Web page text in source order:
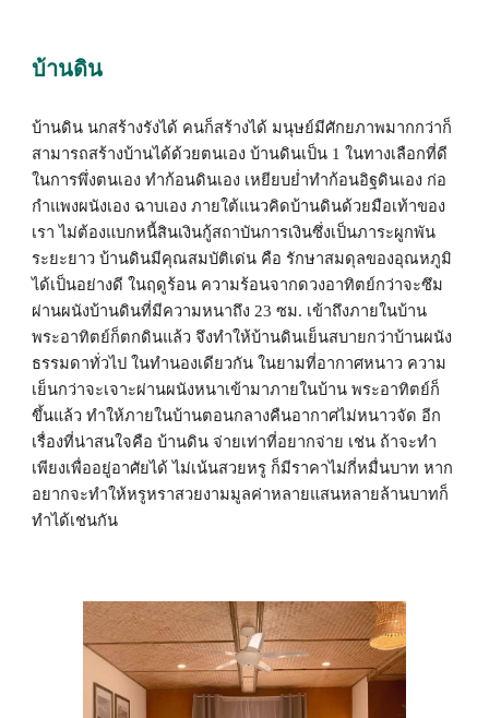
บ้านดิน
บ้านดิน นกสร้างรังได้ คนก็สร้างได้ มนุษย์มีศักยภาพมากกว่าก็
สามารถสร้างบ้านได้ด้วยตนเอง บ้านดินเป็น 1 ในทางเลือกที่ดี
ในการพึ่งตนเอง ทำก้อนดินเอง เหยียบย่ำทำก้อนอิฐดินเอง ก่อ
กำแพงผนังเอง ฉาบเอง ภายใต้แนวคิดบ้านดินด้วยมือเท้าของ
เรา ไม่ต้องแบกหนี้สินเงินกู้สถาบันการเงินซึ่งเป็นภาระผูกพัน
ระยะยาว บ้านดินมีคุณสมบัติเด่น คือ รักษาสมดุลของอุณหภูมิ
ได้เป็นอย่างดี ในฤดูร้อน ความร้อนจากดวงอาทิตย์กว่าจะซึม
ผ่านผนังบ้านดินที่มีความหนาถึง 23 ซม. เข้าถึงภายในบ้าน
พระอาทิตย์ก็ตกดินแล้ว จึงทำให้บ้านดินเย็นสบายกว่าบ้านผนัง
ธรรมดาทั่วไป ในทำนองเดียวกัน ในยามที่อากาศหนาว ความ
เย็นกว่าจะเจาะผ่านผนังหนาเข้ามาภายในบ้าน พระอาทิตย์ก็
ขึ้นแล้ว ทำให้ภายในบ้านตอนกลางคืนอากาศไม่หนาวจัด อีก
เรื่องที่น่าสนใจคือ บ้านดิน จ่ายเท่าที่อยากจ่าย เช่น ถ้าจะทำ
เพียงเพื่ออยู่อาศัยได้ ไม่เน้นสวยหรู ก็มีราคาไม่กี่หมื่นบาท หาก
อยากจะทำให้หรูหราสวยงามมูลค่าหลายแสนหลายล้านบาทก็
ทำได้เช่นกัน